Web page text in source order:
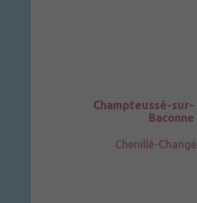
Champteussé-sur-
Baconne
Chenillé-Changé